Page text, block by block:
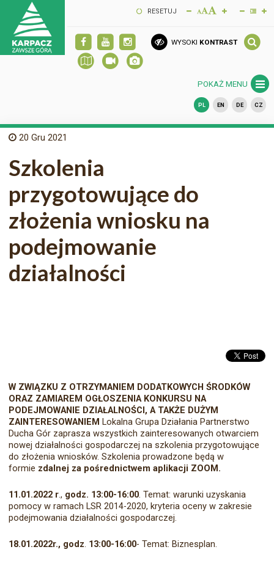
RESETUJ
WYSOKI KONTRAST
POKAŻ MENU
PL EN DE CZ
20 Gru 2021
Szkolenia
przygotowujące do
złożenia wniosku na
podejmowanie
działalności
W ZWIĄZKU Z OTRZYMANIEM DODATKOWYCH ŚRODKÓW
ORAZ ZAMIAREM OGŁOSZENIA KONKURSU NA
PODEJMOWANIE DZIAŁALNOŚCI, A TAKŻE DUŻYM
ZAINTERESOWANIEM Lokalna Grupa Działania Partnerstwo
Ducha Gór zaprasza wszystkich zainteresowanych otwarciem
nowej działalności gospodarczej na szkolenia przygotowujące
do złożenia wniosków. Szkolenia prowadzone będą w
formie zdalnej za pośrednictwem aplikacji ZOOM.
11.01.2022 r., godz. 13:00-16:00. Temat: warunki uzyskania
pomocy w ramach LSR 2014-2020, kryteria oceny w zakresie
podejmowania działalności gospodarczej.
18.01.2022r., godz. 13:00-16:00- Temat: Biznesplan.